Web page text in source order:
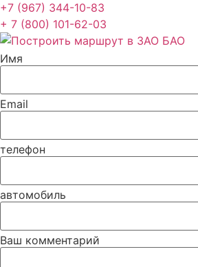
+7 (967) 344-10-83
+ 7 (800) 101-62-03
Имя
Email
телефон
автомобиль
Ваш комментарий